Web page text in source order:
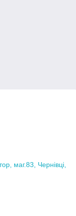
маг.83, Чернівці,